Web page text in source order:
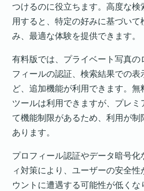
つけるのに役立ちます。高度な検
用すると、特定の好みに基づいて
み、最適な体験を提供できます。
有料版では、プライベート写真の
フィールの認証、検索結果での表
ど、追加機能が利用できます。無
ツールは利用できますが、プレ
て機能制限があるため、利用が
あります。
プロフィール認証やデータ暗号化
ィ対策により、ユーザーの安全性
ウントに遭遇する可能性が低くな